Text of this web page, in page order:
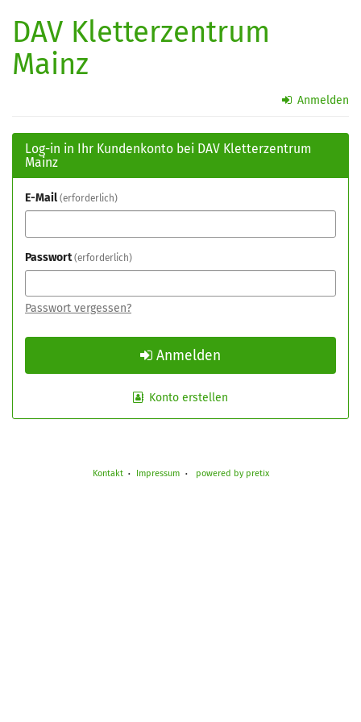
Haupt-
springen
DAV Kletterzentrum
Mainz
Anmelden
Log-in in Ihr Kundenkonto bei DAV Kletterzentrum
Mainz
E-Mail erforderlich
Passwort erforderlich
Passwort vergessen?
Anmelden
Konto erstellen
Kontakt Impressum powered by pretix